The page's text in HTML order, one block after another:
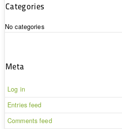
Categories
No categories
Meta
Log in
Entries feed
Comments feed